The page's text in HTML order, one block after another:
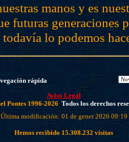
manos y es
futuras generaciones
lo podemos
rápida
Aviso Legal
Pontes 1996-2026 Todos los derechos
Última modificación: 01 de gener 2026 09:19
Hemos recibido 15.308.232 visitas